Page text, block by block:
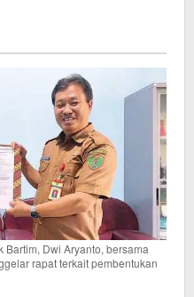
Bartim, Dwi Aryanto, bersama
rapat terkait pembentukan